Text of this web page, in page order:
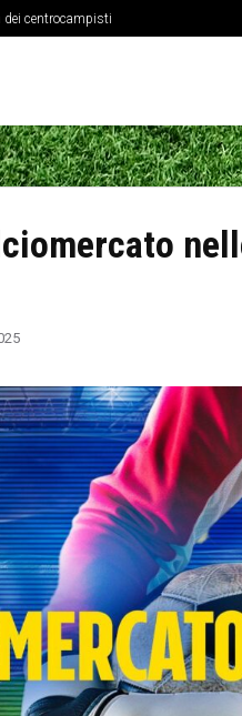
dei centrocampisti
alla pliometria